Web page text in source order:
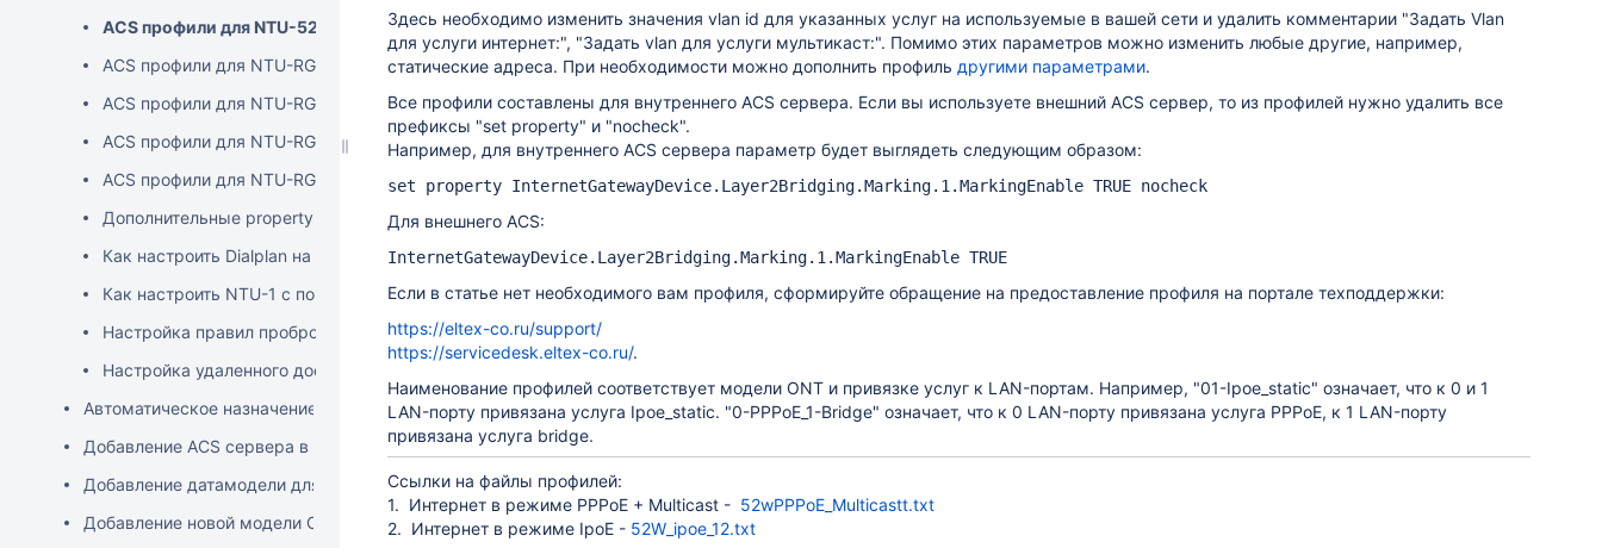
ACS профили для NTU-52W
ACS профили для NTU-RG-5402G-W
ACS профили для NTU-RG-5420G-Wac, NTU-RG-5520G-Wax и NTU-RG-5440G-Wac
ACS профили для NTU-RG-5421G-Wac и NTU-RG-5521G-Wax
ACS профили для NTU-RG-5720L
Дополнительные property для настройки ONT
Как настроить Dialplan на ONT при помощи ACS сервера?
Как настроить NTU-1 с помощью ACS сервера?
Настройка правил проброса портов (port forwarding) на ONT
Настройка удаленного доступа WEB / Telnet на ONT
Автоматическое назначение профиля ACS в зависимости от модели ONT
Добавление ACS сервера в дерево устройств EMS
Добавление датамодели для сторонних ONT
Добавление новой модели ONT на ACS-сервер
Здесь необходимо изменить значения vlan id для указанных услуг на используемые в вашей сети и удалить комментарии "Задать Vlan
для услуги интернет:", "Задать vlan для услуги мультикаст:". Помимо этих параметров можно изменить любые другие, например,
статические адреса. При необходимости можно дополнить профиль другими параметрами.
Все профили составлены для внутреннего ACS сервера. Если вы используете внешний ACS сервер, то из профилей нужно удалить все
префиксы "set property" и "nocheck".
Например, для внутреннего ACS сервера параметр будет выглядеть следующим образом:
set property InternetGatewayDevice.Layer2Bridging.Marking.1.MarkingEnable TRUE nocheck
Для внешнего ACS:
InternetGatewayDevice.Layer2Bridging.Marking.1.MarkingEnable TRUE
Если в статье нет необходимого вам профиля, сформируйте обращение на предоставление профиля на портале техподдержки:
https://eltex-co.ru/support/
https://servicedesk.eltex-co.ru/.
Наименование профилей соответствует модели ONT и привязке услуг к LAN-портам. Например, "01-Ipoe_static" означает, что к 0 и 1
LAN-порту привязана услуга Ipoe_static. "0-PPPoE_1-Bridge" означает, что к 0 LAN-порту привязана услуга PPPoE, к 1 LAN-порту
привязана услуга bridge.
Ссылки на файлы профилей:
1. Интернет в режиме PPPoE + Multicast - 52wPPPoE_Multicastt.txt
2. Интернет в режиме IpoE - 52W_ipoe_12.txt